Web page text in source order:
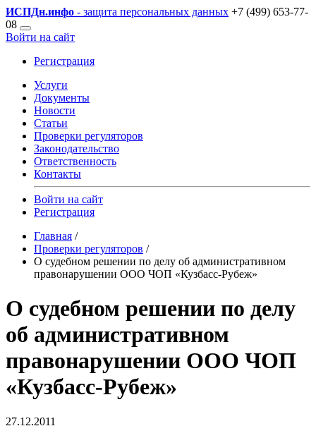
ИСПДн.инфо - защита персональных данных +7 (499) 653-77-
08
Войти на сайт
Регистрация
Услуги
Документы
Новости
Статьи
Проверки регуляторов
Законодательство
Ответственность
Контакты
Войти на сайт
Регистрация
Главная /
Проверки регуляторов /
О судебном решении по делу об административном
правонарушении ООО ЧОП «Кузбасс-Рубеж»
О судебном решении по делу
об административном
правонарушении ООО ЧОП
«Кузбасс-Рубеж»
27.12.2011